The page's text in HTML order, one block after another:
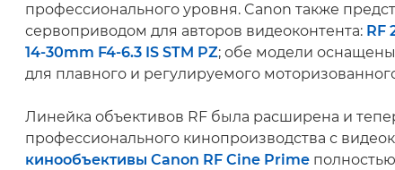
профессионального уровня. Canon также
сервоприводом для авторов видеоконтента: RF
14-30mm F4-6.3 IS STM PZ; обе модели
для плавного и регулируемого
Линейка объективов RF была расширена и
профессионального кинопроизводства с
кинообъективы Canon RF Cine Prime